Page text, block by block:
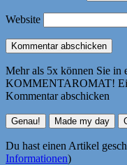
Website
Mehr als 5x können Sie in
KOMMENTAROMAT! Ein
Kommentar abschicken
Du hast einen Artikel
Informationen)